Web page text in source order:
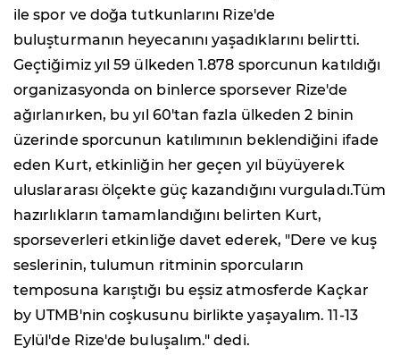
ile spor ve doğa tutkunlarını Rize'de
buluşturmanın heyecanını yaşadıklarını belirtti.
Geçtiğimiz yıl 59 ülkeden 1.878 sporcunun katıldığı
organizasyonda on binlerce sporsever Rize'de
ağırlanırken, bu yıl 60'tan fazla ülkeden 2 binin
üzerinde sporcunun katılımının beklendiğini ifade
eden Kurt, etkinliğin her geçen yıl büyüyerek
uluslararası ölçekte güç kazandığını vurguladı.Tüm
hazırlıkların tamamlandığını belirten Kurt,
sporseverleri etkinliğe davet ederek, "Dere ve kuş
seslerinin, tulumun ritminin sporcuların
temposuna karıştığı bu eşsiz atmosferde Kaçkar
by UTMB'nin coşkusunu birlikte yaşayalım. 11-13
Eylül'de Rize'de buluşalım." dedi.